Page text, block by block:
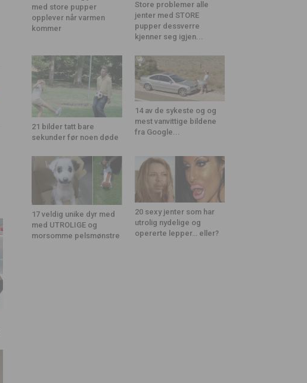
med store pupper
opplever når varmen
kommer
Store problemer alle
jenter med STORE
pupper dessverre
kjenner seg igjen...
21 bilder tatt bare
sekunder før noen døde
14 av de sykeste og og
mest vanvittige bildene
fra Google...
17 veldig unike dyr med
med UTROLIGE og
morsomme pelsmønstre
20 sexy jenter som har
utrolig nydelige og
opererte lepper… eller?